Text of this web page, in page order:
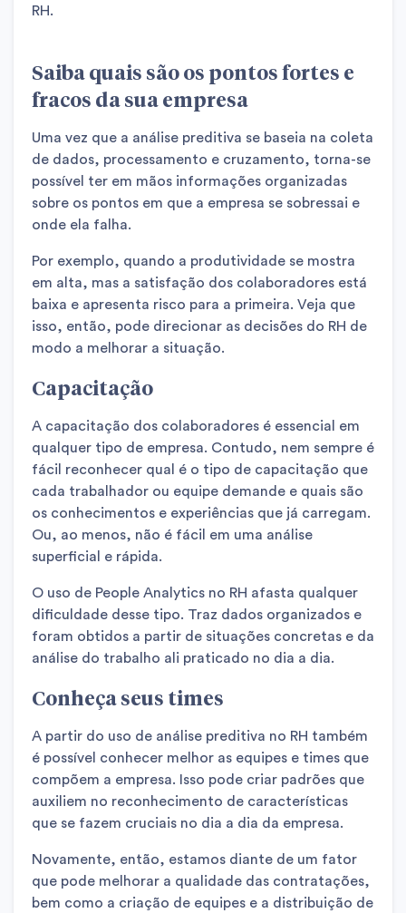
RH.
Saiba quais são os pontos fortes e
fracos da sua empresa
Uma vez que a análise preditiva se baseia na coleta
de dados, processamento e cruzamento, torna-se
possível ter em mãos informações organizadas
sobre os pontos em que a empresa se sobressai e
onde ela falha.
Por exemplo, quando a produtividade se mostra
em alta, mas a satisfação dos colaboradores está
baixa e apresenta risco para a primeira. Veja que
isso, então, pode direcionar as decisões do RH de
modo a melhorar a situação.
Capacitação
A capacitação dos colaboradores é essencial em
qualquer tipo de empresa. Contudo, nem sempre é
fácil reconhecer qual é o tipo de capacitação que
cada trabalhador ou equipe demande e quais são
os conhecimentos e experiências que já carregam.
Ou, ao menos, não é fácil em uma análise
superficial e rápida.
O uso de People Analytics no RH afasta qualquer
dificuldade desse tipo. Traz dados organizados e
foram obtidos a partir de situações concretas e da
análise do trabalho ali praticado no dia a dia.
Conheça seus times
A partir do uso de análise preditiva no RH também
é possível conhecer melhor as equipes e times que
compõem a empresa. Isso pode criar padrões que
auxiliem no reconhecimento de características
que se fazem cruciais no dia a dia da empresa.
Novamente, então, estamos diante de um fator
que pode melhorar a qualidade das contratações,
bem como a criação de equipes e a distribuição de